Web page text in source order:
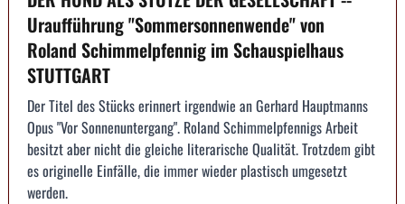
Uraufführung "Sommersonnenwende" von
Roland Schimmelpfennig im Schauspielhaus
STUTTGART
Der Titel des Stücks erinnert irgendwie an Gerhard Hauptmanns
Opus "Vor Sonnenuntergang". Roland Schimmelpfennigs Arbeit
besitzt aber nicht die gleiche literarische Qualität. Trotzdem gibt
es originelle Einfälle, die immer wieder plastisch umgesetzt
werden.